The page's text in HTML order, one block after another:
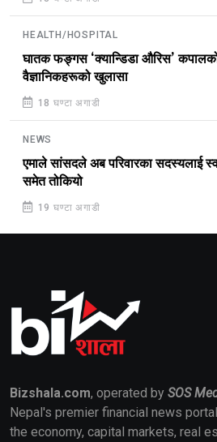
HEALTH/HOSPITAL
घातक फङ्गस ‘क्यान्डिडा औरिस’ कपालको
वैज्ञानिकहरूको खुलासा
18 घण्टा अगाडी
NEWS
एमाले सांसदले अब परिवारका सदस्यलाई
समेत तोकियो
19 घण्टा अगाडी
Bizshala.com, operated by SOS
Nepal's premier financial news
the economy, capital markets, real